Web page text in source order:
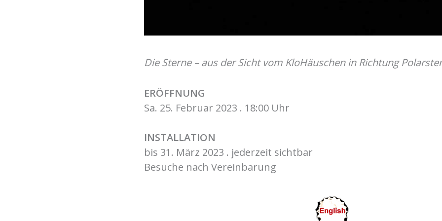
Die Sterne – aus der Sicht vom KloHäuschen in Richtung
ERÖFFNUNG
Sa. 25. Februar 2023 . 18:00 Uhr
INSTALLATION
bis 31. März 2023 . jederzeit sichtbar
Besuche nach Vereinbarung